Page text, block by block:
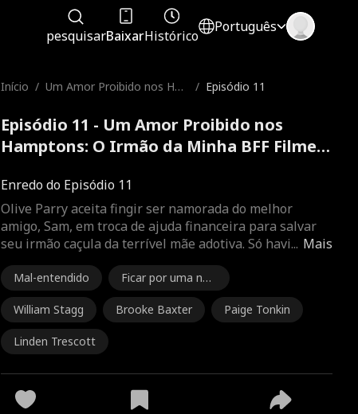
pesquisarBaixarHistórico
Português
Início / Um Amor Proibido nos Ha
BFF
/ Episódio 11
Episódio 11 - Um Amor Proibido nos
Hamptons: O Irmão da Minha BFF Filme
Enredo do Episódio 11
Mais
Olive Parry aceita fingir ser namorada do melhor
amigo, Sam, em troca de ajuda financeira para salvar
seu irmão caçula da terrível mãe adotiva. Só havi...
Mal-entendido
Ficar por uma noit
e
William Stagg Brooke Baxter Paige Tonkin
Linden Trescott